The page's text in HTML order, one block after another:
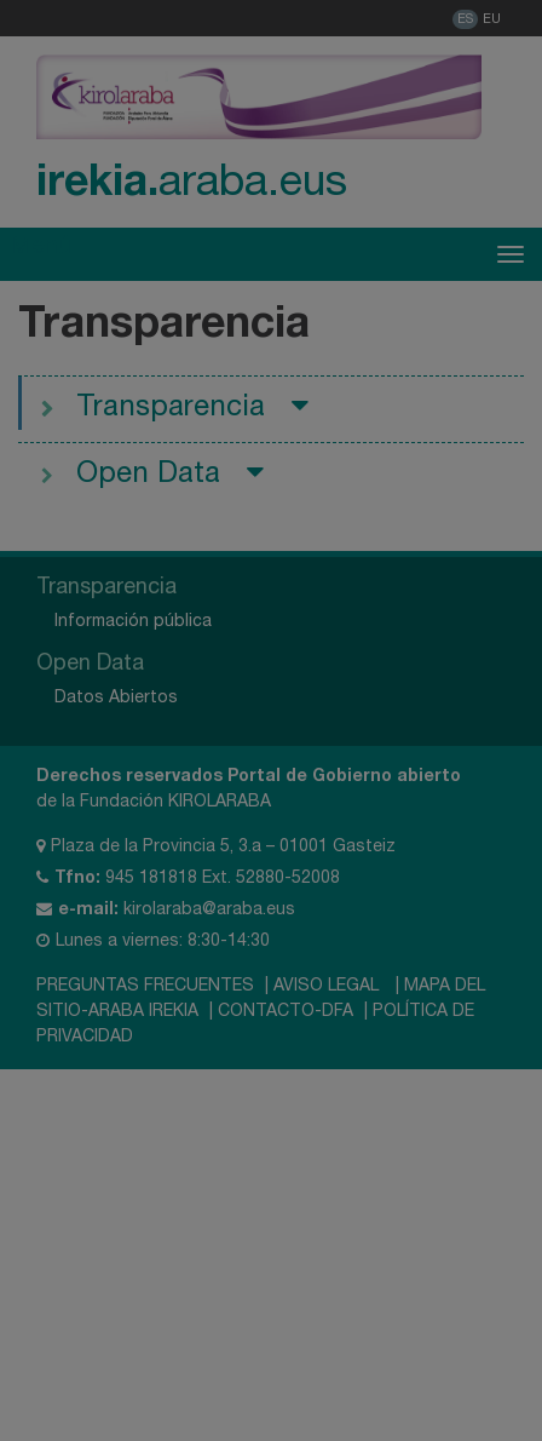
ES EU
irekia.araba.eus
Transparencia
Transparencia
Open Data
Transparencia
Información pública
Open Data
Datos Abiertos
Derechos reservados Portal de Gobierno abierto
de la Fundación KIROLARABA
Plaza de la Provincia 5, 3.a – 01001 Gasteiz
Tfno: 945 181818 Ext. 52880-52008
e-mail: kirolaraba@araba.eus
Lunes a viernes: 8:30-14:30
PREGUNTAS FRECUENTES AVISO LEGAL
MAPA DEL
SITIO-ARABA IREKIA
CONTACTO-DFA
POLÍTICA DE
PRIVACIDAD